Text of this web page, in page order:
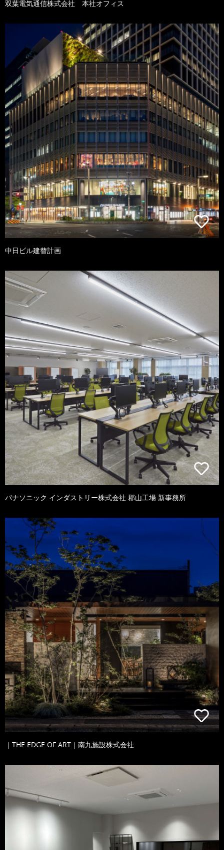
双葉電気通信株式会社 本社オフィス
中日ビル建替計画
パナソニック インダストリー株式会社 郡山工場 新事務所
｜THE EDGE OF ART｜南九施設株式会社